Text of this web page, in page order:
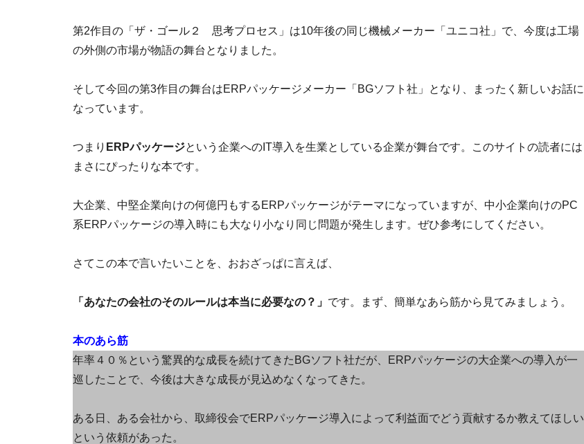
第2作目の「ザ・ゴール２ 思考プロセス」は10年後の同じ機械メーカー「ユニコ社」で、今度は工場
の外側の市場が物語の舞台となりました。
そして今回の第3作目の舞台はERPパッケージメーカー「BGソフト社」となり、まったく新しいお話に
なっています。
つまり ERPパッケージという企業へのIT導入を生業としている企業が舞台です。このサイトの読者には
まさにぴったりな本です。
大企業、中堅企業向けの何億円もするERPパッケージがテーマになっていますが、中小企業向けのPC
系ERPパッケージの導入時にも大なり小なり同じ問題が発生します。ぜひ参考にしてください。
さてこの本で言いたいことを、おおざっぱに言えば、
「あなたの会社のそのルールは本当に必要なの？」 です。まず、簡単なあら筋から見てみましょう。
本のあら筋
年率４０％という驚異的な成長を続けてきたBGソフト社だが、ERPパッケージの大企業への導入が一
巡したことで、今後は大きな成長が見込めなくなってきた。
ある日、ある会社から、取締役会でERPパッケージ導入によって利益面でどう貢献するか教えてほしい
という依頼があった。